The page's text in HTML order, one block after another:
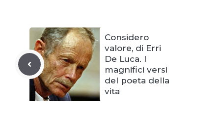
Considero
valore, di Erri
De Luca. I
magnifici versi
del poeta della
vita